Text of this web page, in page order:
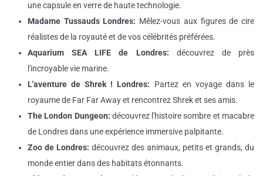
une capsule en verre de haute technologie.
Madame Tussauds Londres: Mêlez-vous aux figures de cire
réalistes de la royauté et de vos célébrités préférées.
Aquarium SEA LIFE de Londres: découvrez de près
l'incroyable vie marine.
L'aventure de Shrek ! Londres: Partez en voyage dans le
royaume de Far Far Away et rencontrez Shrek et ses amis.
The London Dungeon: découvrez l'histoire sombre et macabre
de Londres dans une expérience immersive palpitante.
Zoo de Londres: découvrez des animaux, petits et grands, du
monde entier dans des habitats étonnants.